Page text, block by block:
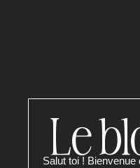
Le
Salut toi !